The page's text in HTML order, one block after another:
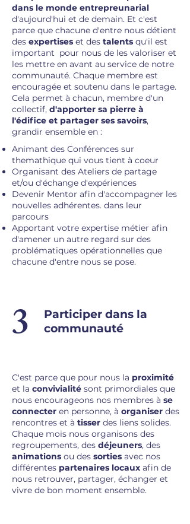
dans le monde entrepreunarial
d'aujourd'hui et de demain. Et c'est
parce que chacune d'entre nous détient
des expertises et des talents qu'il est
important pour nous de les valoriser et
les mettre en avant au service de notre
communauté. Chaque membre est
encouragée et soutenu dans le partage.
Cela permet à chacun, membre d'un
collectif, d'apporter sa pierre à
l'édifice et partager ses savoirs,
grandir ensemble en :
Animant des Conférences sur
themathique qui vous tient à coeur
Organisant des Ateliers de partage
et/ou d'échange d'expériences
Devenir Mentor afin d'accompagner les
nouvelles adhérentes. dans leur
parcours
Apportant votre expertise métier afin
d'amener un autre regard sur des
problématiques opérationnelles que
chacune d'entre nous se pose.​
3
Participer dans la
communauté
C'est parce que pour nous la proximité
et la convivialité sont primordiales que
nous encourageons nos membres à se
connecter en personne, à organiser des
rencontres et à tisser des liens solides.
Chaque mois nous organisons des
regroupements, des déjeuners, des
animations ou des sorties avec nos
différentes partenaires locaux afin de
nous retrouver, partager, échanger et
vivre de bon moment ensemble.